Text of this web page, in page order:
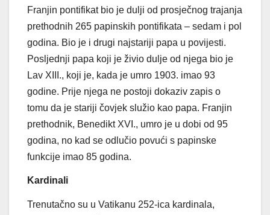
Franjin pontifikat bio je dulji od prosječnog trajanja
prethodnih 265 papinskih pontifikata – sedam i pol
godina. Bio je i drugi najstariji papa u povijesti.
Posljednji papa koji je živio dulje od njega bio je
Lav XIII., koji je, kada je umro 1903. imao 93
godine. Prije njega ne postoji dokaziv zapis o
tomu da je stariji čovjek služio kao papa. Franjin
prethodnik, Benedikt XVI., umro je u dobi od 95
godina, no kad se odlučio povući s papinske
funkcije imao 85 godina.
Kardinali
Trenutačno su u Vatikanu 252-ica kardinala,